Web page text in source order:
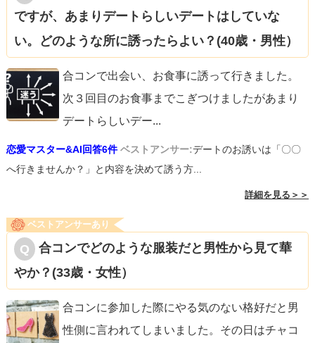
ですが、あまりデートらしいデートはしていな
い。どのような所に誘ったらよい？(40歳・男性）
合コンで出会い、お食事に誘って行きました。
次３回目のお食事までこぎつけましたがあまり
デートらしいデー...
恋愛マスター&AI回答6件 ベストアンサー:デートのお誘いは「〇〇
へ行きませんか？」と内容を決めて誘う方...
詳細を見る＞＞
ベストアンサーあり
合コンでどのような服装だと男性から見て華
やか？(33歳・女性）
合コンに参加した際にやる気のない格好だと男
性側に言われてしまいました。その日はチャコ